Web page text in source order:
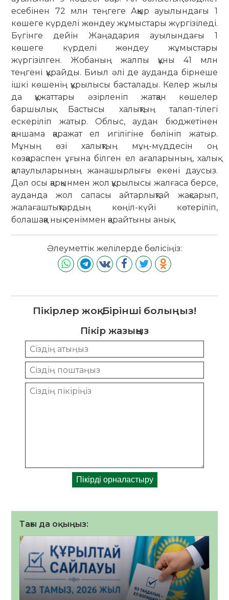
есебінен 72 млн теңгеге Аққыр ауылындағы 1
көшеге күрделі жөндеу жұмыстары жүргізіледі.
Бүгінге дейін Жаңадария ауылындағы 1
көшеге күрделі жөндеу жұмыстары
жүргізілген. Жобаның жалпы құны 41 млн
теңгені құрайды. Биыл әлі де ауданда бірнеше
ішкі көшенің құрылысы басталады. Келер жылы
да құжаттары әзірленіп жатқан көшелер
баршылық. Бастысы халықтың талап-тілегі
ескеріліп жатыр. Облыс, аудан бюджетінен
қаншама қаражат ел игілігіне бөлініп жатыр.
Мұның өзі халықтың мұң-мүддесін оң
көзқараспен ұғына білген ел ағаларының, халық
қалаулыларының жанашырлығы екені даусыз.
Дәл осы қарқынмен жол құрылысы жалғаса берсе,
ауданда жол сапасы айтарлықтай жақсарып,
жалағаштықтардың көңіл-күйі көтеріліп,
болашаққа нық сеніммен қарайтыны анық.
Әлеуметтік желілерде бөлісіңіз:
Пікірлер жоқ. Бірінші болыңыз!
Пікір жазыңыз
Тағы да оқыңыз: